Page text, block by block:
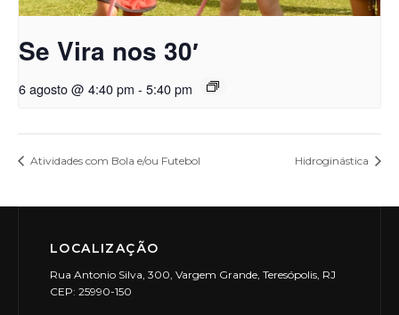
Se Vira nos 30′
6 agosto @ 4:40 pm - 5:40 pm
Atividades com Bola e/ou Futebol Hidroginástica
LOCALIZAÇÃO
Rua Antonio Silva, 300, Vargem Grande, Teresópolis, RJ
CEP: 25990-150